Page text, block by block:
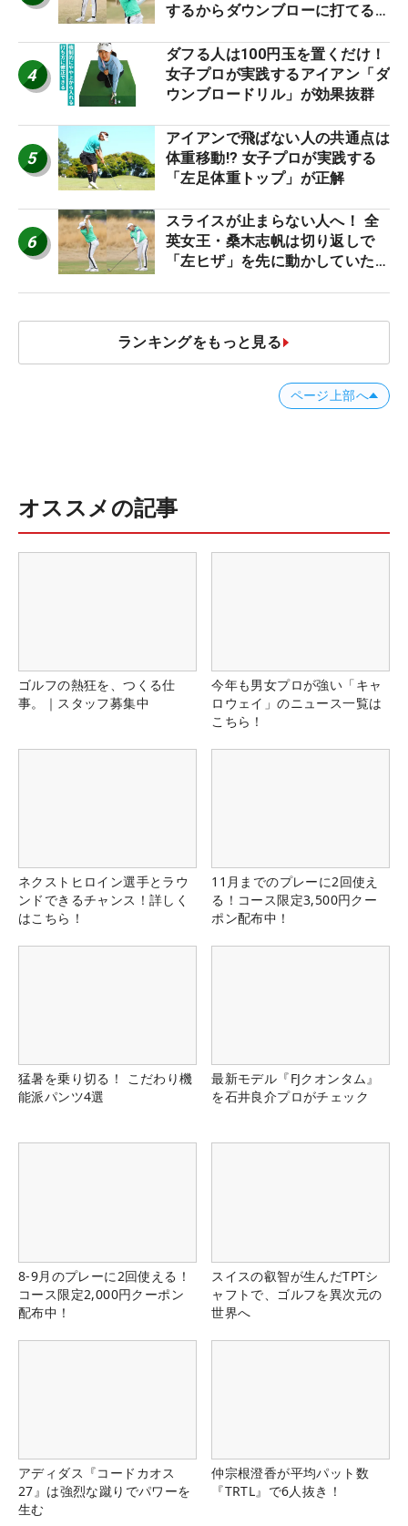
するからダウンブローに打てる #
4
ダフる人は100円玉を置くだけ！
女子プロが実践するアイアン「ダ
ウンブロードリル」が効果抜群
5
アイアンで飛ばない人の共通点は
体重移動!? 女子プロが実践する
「左足体重トップ」が正解
6
スライスが止まらない人へ！ 全
英女王・桑木志帆は切り返しで
「左ヒザ」を先に動かしていた
ランキングをもっと見る
ページ上部へ
オススメの記事
ゴルフの熱狂を、つくる仕
事。｜スタッフ募集中
今年も男女プロが強い「キャ
ロウェイ」のニュース一覧は
こちら！
ネクストヒロイン選手とラウ
ンドできるチャンス！詳しく
はこちら！
11月までのプレーに2回使え
る！コース限定3,500円クー
ポン配布中！
猛暑を乗り切る！ こだわり機
能派パンツ4選
最新モデル『FJクオンタム』
を石井良介プロがチェック
8-9月のプレーに2回使える！
コース限定2,000円クーポン
配布中！
スイスの叡智が生んだTPTシ
ャフトで、ゴルフを異次元の
世界へ
アディダス『コードカオス
27』は強烈な蹴りでパワーを
生む
仲宗根澄香が平均パット数
『TRTL』で6人抜き！